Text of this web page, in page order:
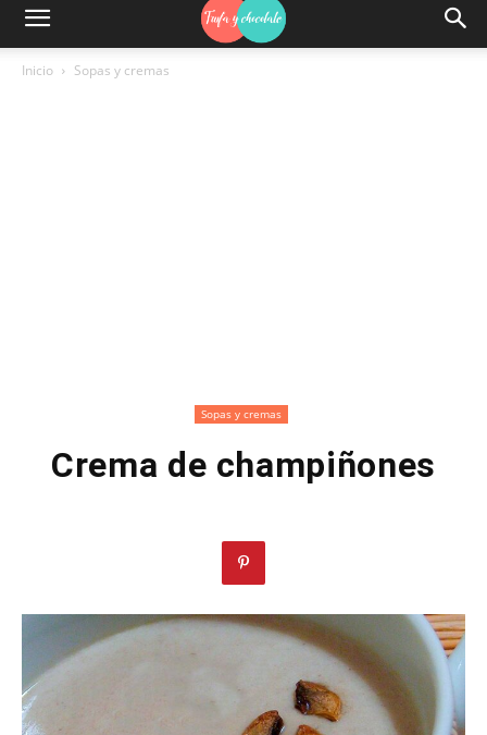
Inicio Sopas y cremas
Sopas y cremas
Crema de champiñones